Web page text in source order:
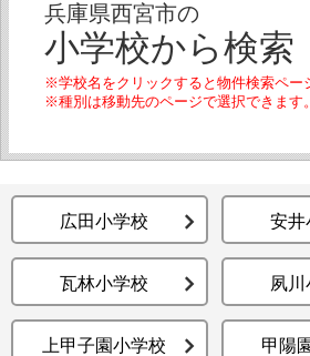
兵庫県西宮市の
小学校から検索
※学校名をクリックすると物件検索ペー
※種別は移動先のページで選択できます。
広田小学校 安井
瓦林小学校 夙川
上甲子園小学校 甲陽